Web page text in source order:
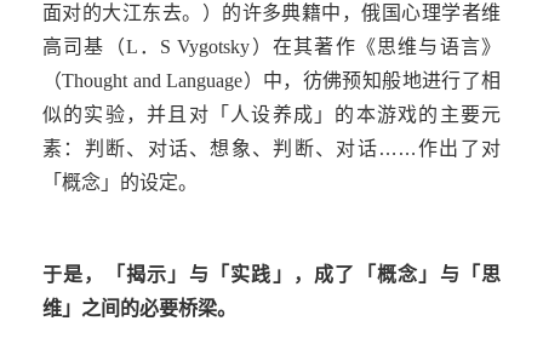
面对的大江东去。）的许多典籍中，俄国心理学者维
高司基（L ． S Vygotsky）在其著作《思维与语言》
（Thought and Language）中，彷佛预知般地进行了相
似的实验，并且对「人设养成」的本游戏的主要元
素：判断、对话、想象、判断、对话……作出了对
「概念」的设定。
于是，「揭示」与「实践」，成了「概念」与「思
维」之间的必要桥梁。